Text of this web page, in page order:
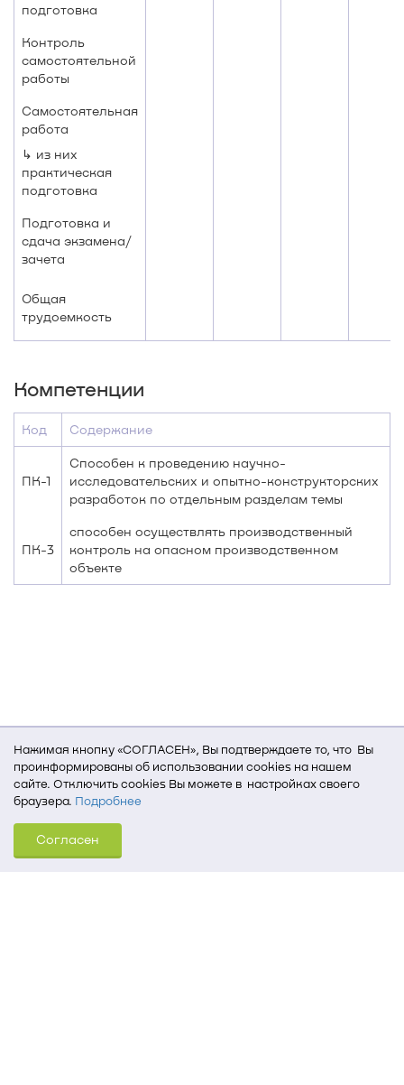
Нажимая кнопку «СОГЛАСЕН», Вы подтверждаете то, что Вы
проинформированы об использовании cookies на нашем
сайте. Отключить cookies Вы можете в настройках своего
браузера. Подробнее
Для того, чтобы мы могли качественно предоставить Вам
услуги, мы используем cookies, которые сохраняются
на Вашем компьютере (Сведения о местоположении; ip-адрес;
Согласен
подготовка
Контроль
самостоятельной
работы
Самостоятельная
работа
↳ из них
практическая
подготовка
Подготовка и
сдача экзамена/
зачета
Общая
трудоемкость
Компетенции
Код Содержание
ПК-1
Способен к проведению научно-
исследовательских и опытно-конструкторских
разработок по отдельным разделам темы
ПК-3
способен осуществлять производственный
контроль на опасном производственном
объекте